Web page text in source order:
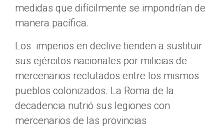
medidas que difícilmente se impondrían de
manera pacífica.
Los imperios en declive tienden a sustituir
sus ejércitos nacionales por milicias de
mercenarios reclutados entre los mismos
pueblos colonizados. La Roma de la
decadencia nutrió sus legiones con
mercenarios de las provincias